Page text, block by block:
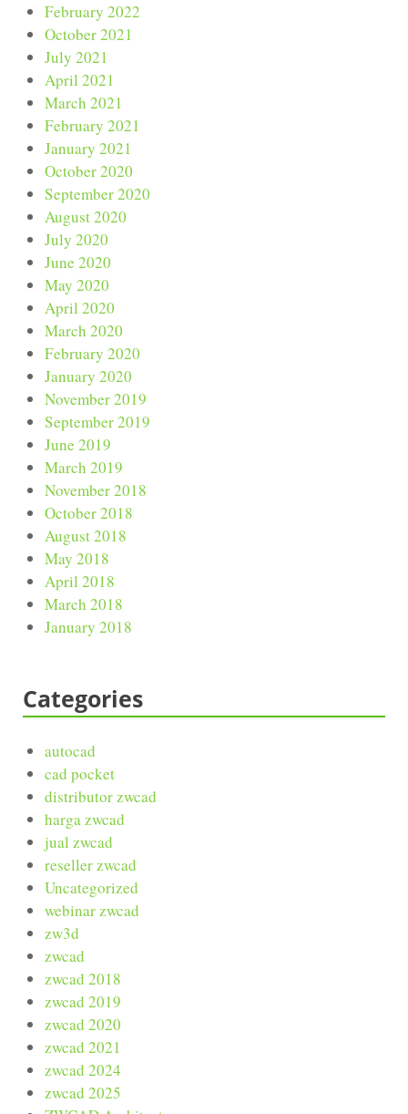
February 2022
October 2021
July 2021
April 2021
March 2021
February 2021
January 2021
October 2020
September 2020
August 2020
July 2020
June 2020
May 2020
April 2020
March 2020
February 2020
January 2020
November 2019
September 2019
June 2019
March 2019
November 2018
October 2018
August 2018
May 2018
April 2018
March 2018
January 2018
Categories
autocad
cad pocket
distributor zwcad
harga zwcad
jual zwcad
reseller zwcad
Uncategorized
webinar zwcad
zw3d
zwcad
zwcad 2018
zwcad 2019
zwcad 2020
zwcad 2021
zwcad 2024
zwcad 2025